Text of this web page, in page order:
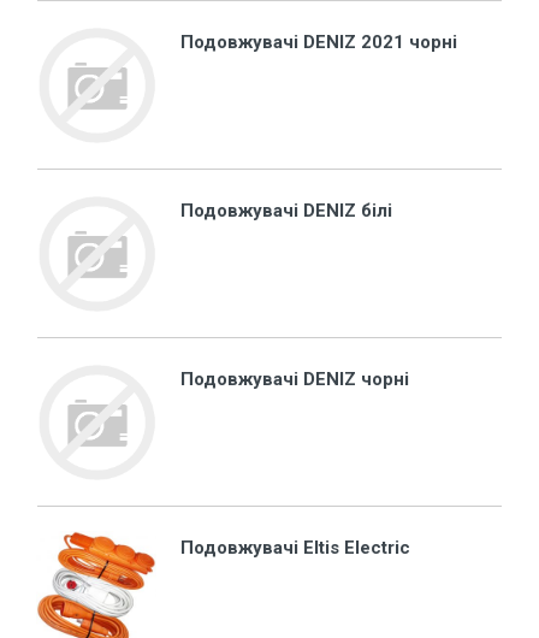
Подовжувачі DENIZ 2021 чорні
Подовжувачі DENIZ білі
Подовжувачі DENIZ чорні
Подовжувачі Eltis Electric